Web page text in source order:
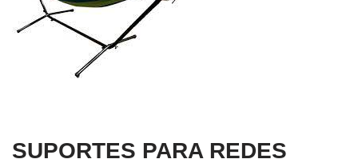
SUPORTES PARA REDES